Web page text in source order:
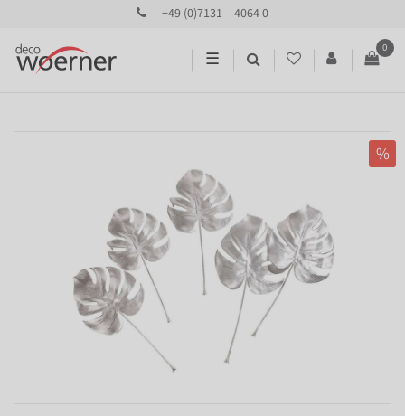
+49 (0)7131 – 4064 0
☰
0
%